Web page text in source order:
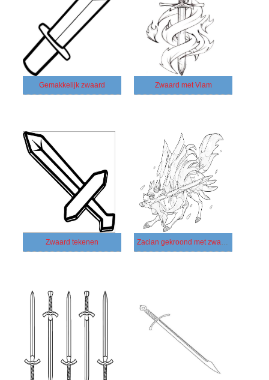
Gemakkelijk zwaard Zwaard met Vlam
Zwaard tekenen Zacian gekroond met zwaard